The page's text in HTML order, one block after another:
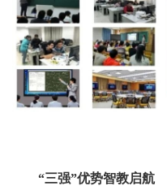
“三强”优势智教启航